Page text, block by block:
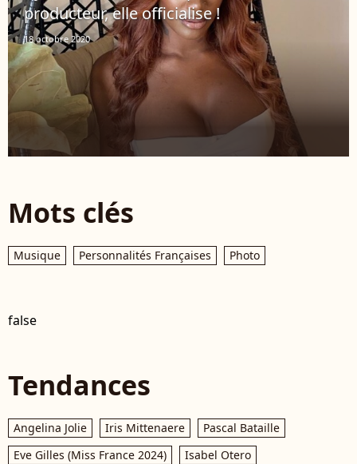
producteur, elle officialise !
18 octobre 2020
Mots clés
Musique Personnalités Françaises Photo
false
Tendances
Angelina Jolie Iris Mittenaere
Pascal Bataille
Eve Gilles (Miss France 2024)
Isabel Otero